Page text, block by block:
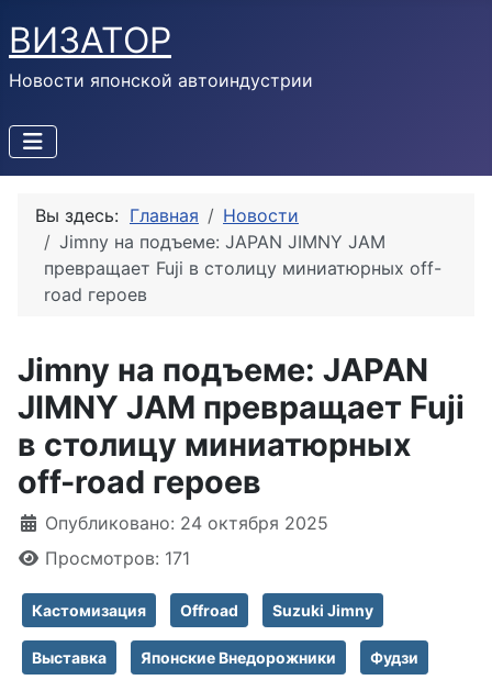
ВИЗАТОР
Новости японской автоиндустрии
Вы здесь: Главная
Новости
Jimny на подъеме: JAPAN JIMNY JAM
превращает Fuji в столицу миниатюрных off-
road героев
Jimny на подъеме: JAPAN
JIMNY JAM превращает Fuji
в столицу миниатюрных
off-road героев
Информация о материале
Опубликовано: 24 октября 2025
Просмотров: 171
Кастомизация Offroad Suzuki Jimny
Выставка Японские Внедорожники Фудзи